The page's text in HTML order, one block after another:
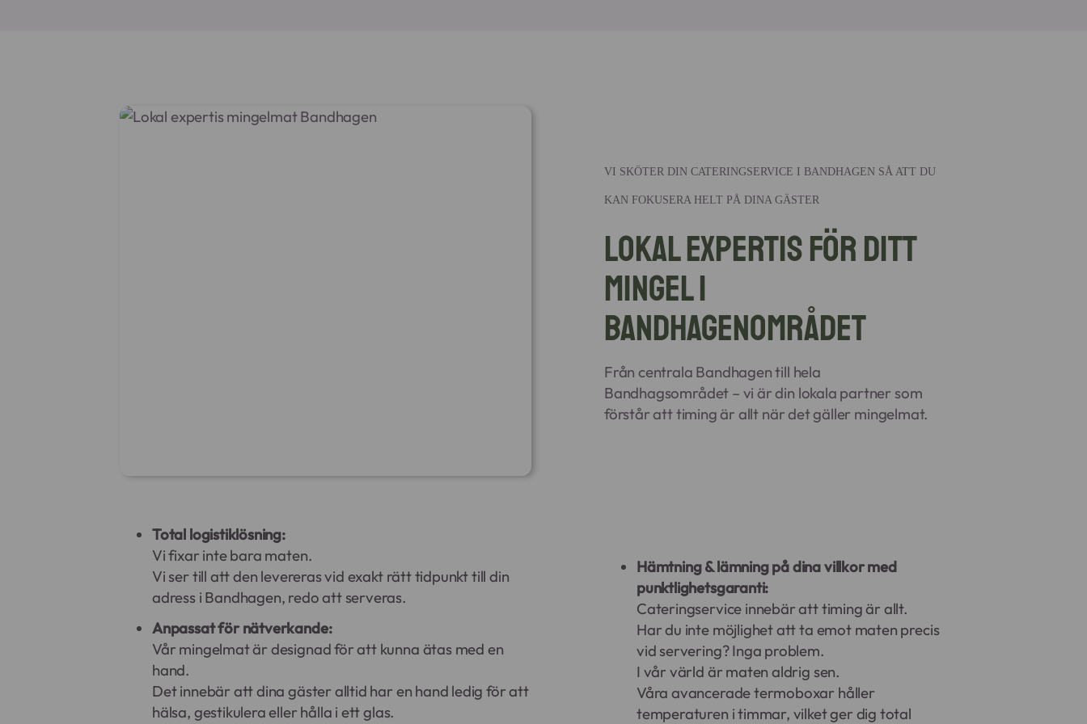
VI SKÖTER DIN CATERINGSERVICE I BANDHAGEN SÅ ATT DU
KAN FOKUSERA HELT PÅ DINA GÄSTER
Lokal expertis för ditt
mingel i
Bandhagenområdet
Från centrala Bandhagen till hela
Bandhagsområdet – vi är din lokala partner som
förstår att timing är allt när det gäller mingelmat.
Total logistiklösning:
Vi fixar inte bara maten.
Vi ser till att den levereras vid exakt rätt tidpunkt till din
adress i Bandhagen, redo att serveras.
Anpassat för nätverkande:
Vår mingelmat är designad för att kunna ätas med en
hand.
Det innebär att dina gäster alltid har en hand ledig för att
hälsa, gestikulera eller hålla i ett glas.
Hämtning & lämning på dina villkor med
punktlighetsgaranti:
Cateringservice innebär att timing är allt.
Har du inte möjlighet att ta emot maten precis
vid servering? Inga problem.
I vår värld är maten aldrig sen.
Våra avancerade termoboxar håller
temperaturen i timmar, vilket ger dig total